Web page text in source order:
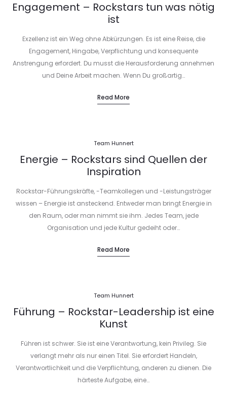
Engagement – Rockstars tun was nötig
ist
Exzellenz ist ein Weg ohne Abkürzungen. Es ist eine Reise, die
Engagement, Hingabe, Verpflichtung und konsequente
Anstrengung erfordert. Du musst die Herausforderung annehmen
und Deine Arbeit machen. Wenn Du großartig…
Read More
Team Hunnert
Energie – Rockstars sind Quellen der
Inspiration
Rockstar-Führungskräfte, -Teamkollegen und -Leistungsträger
wissen – Energie ist ansteckend. Entweder man bringt Energie in
den Raum, oder man nimmt sie ihm. Jedes Team, jede
Organisation und jede Kultur gedeiht oder…
Read More
Team Hunnert
Führung – Rockstar-Leadership ist eine
Kunst
Führen ist schwer. Sie ist eine Verantwortung, kein Privileg. Sie
verlangt mehr als nur einen Titel. Sie erfordert Handeln,
Verantwortlichkeit und die Verpflichtung, anderen zu dienen. Die
härteste Aufgabe, eine…